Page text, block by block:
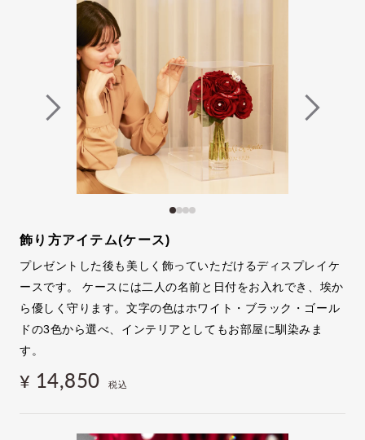
飾り方アイテム(ケース)
プレゼントした後も美しく飾っていただけるディスプレイケ
ースです。 ケースには二人の名前と日付をお入れでき、埃か
ら優しく守ります。文字の色はホワイト・ブラック・ゴール
ドの3色から選べ、インテリアとしてもお部屋に馴染みま
す。
¥ 14,850 税込